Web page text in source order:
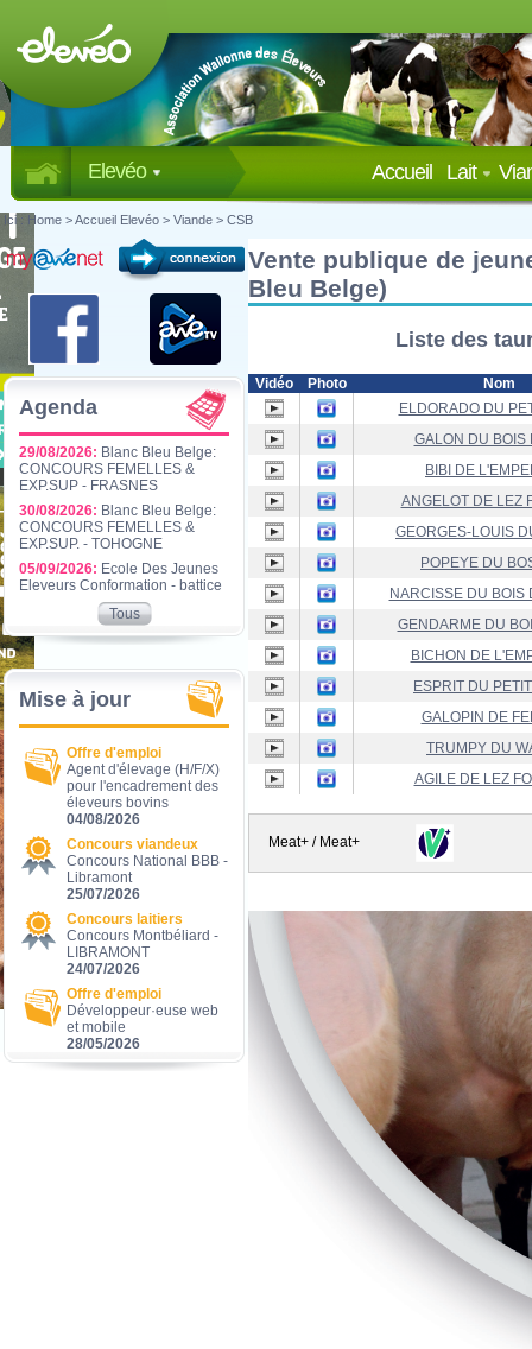
Elevéo Lait
Accueil
Ici : Home >Accueil Elevéo > Viande > CSB
Agenda
29/08/2026: Blanc Bleu Belge:
CONCOURS FEMELLES &
EXP.SUP - FRASNES
30/08/2026: Blanc Bleu Belge:
CONCOURS FEMELLES &
EXP.SUP. - TOHOGNE
05/09/2026: Ecole Des Jeunes
Eleveurs Conformation - battice
Tous
Mise à jour
Offre d'emploi
Agent d'élevage (H/F/X)
pour l'encadrement des
éleveurs bovins
04/08/2026
Concours viandeux
Concours National BBB -
Libramont
25/07/2026
Concours laitiers
Concours Montbéliard -
LIBRAMONT
24/07/2026
Offre d'emploi
Développeur·euse web
et mobile
28/05/2026
Vente publique de
Bleu Belge)
Liste des
Vidéo Photo
Nom
ELDORADO DU
GALON DU BOIS
BIBI DE
ANGELOT DE LEZ
GEORGES-LOUIS
POPEYE DU
NARCISSE DU BOIS
GENDARME DU
BICHON DE
ESPRIT DU
GALOPIN DE
TRUMPY DU
AGILE DE LEZ
Meat+ / Meat+